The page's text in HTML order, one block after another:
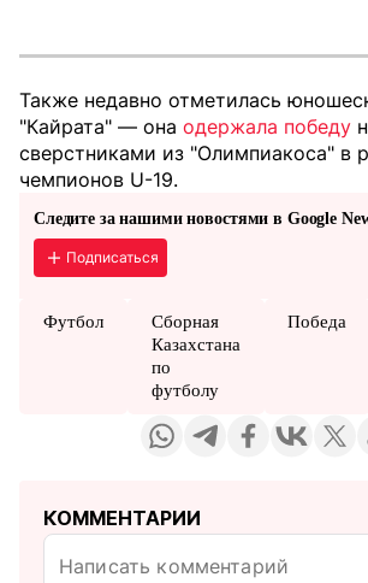
Также недавно отметилась
"Кайрата" — она одержала победу
сверстниками из "Олимпиакоса" в
чемпионов U-19.
Следите за нашими новостями в Google
Подписаться
Футбол
Сборная
Казахстана
по
футболу
Победа
КОММЕНТАРИИ